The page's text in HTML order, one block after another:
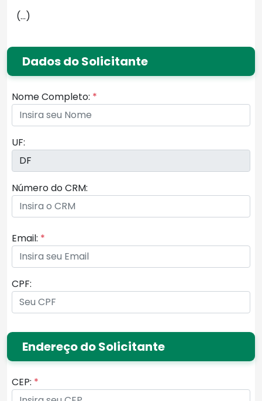
(...)
Dados do Solicitante
Nome Completo: *
UF:
Número do CRM:
Email: *
CPF:
Endereço do Solicitante
CEP: *